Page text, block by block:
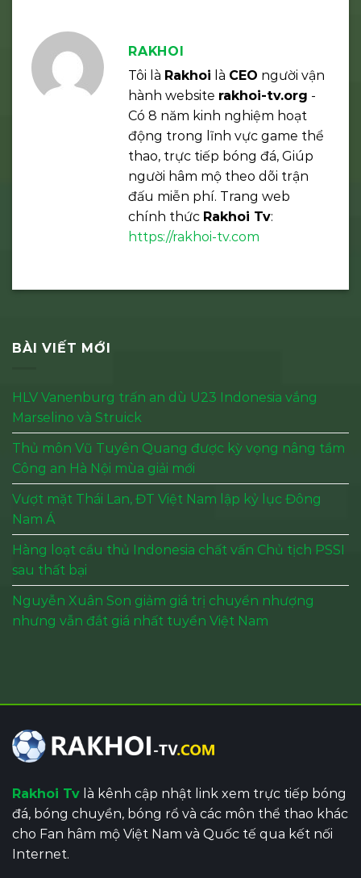
RAKHOI
Tôi là Rakhoi là CEO người vận
hành website rakhoi-tv.org -
Có 8 năm kinh nghiệm hoạt
động trong lĩnh vực game thể
thao, trực tiếp bóng đá, Giúp
người hâm mộ theo dõi trận
đấu miễn phí. Trang web
chính thức Rakhoi Tv:
https://rakhoi-tv.com
BÀI VIẾT MỚI
HLV Vanenburg trấn an dù U23 Indonesia vắng
Marselino và Struick
Thủ môn Vũ Tuyên Quang được kỳ vọng nâng tầm
Công an Hà Nội mùa giải mới
Vượt mặt Thái Lan, ĐT Việt Nam lập kỷ lục Đông
Nam Á
Hàng loạt cầu thủ Indonesia chất vấn Chủ tịch PSSI
sau thất bại
Nguyễn Xuân Son giảm giá trị chuyển nhượng
nhưng vẫn đắt giá nhất tuyển Việt Nam
Rakhoi Tv là kênh cập nhật link xem trực tiếp bóng
đá, bóng chuyền, bóng rổ và các môn thể thao khác
cho Fan hâm mộ Việt Nam và Quốc tế qua kết nối
Internet.